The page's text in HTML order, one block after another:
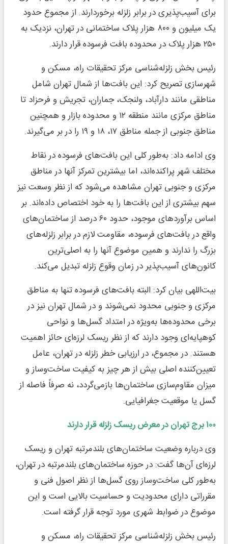
برای آسیب‌پذیری در برابر زلزله برخوردارند. از مجموع حدود
یک میلیون و ۸۰۰ هزار پلاک ساختمانی در تهران، نزدیک به
۲۵۰ هزار پلاک در محدوده بافت فرسوده قرار دارند.
رئیس بخش زلزله‌شناسی مرکز تحقیقات راه، مسکن و
شهرسازی تصریح کرد: این بافت‌ها از شمال تهران شامل
مناطقی مانند دارآباد، ولنجک، جماران، تجریش و فرحزاد تا
مناطق مرکزی مانند منطقه ۱۲ و محدوده بازار و همچنین
مناطق جنوبی از جمله مناطق ۱۷، ۱۸ و ۱۹ را در بر می‌گیرند.
وی ادامه داد: به‌طور کلی این بافت‌های فرسوده در نقاط
مختلف شهر پراکنده‌اند، اما بیشترین تمرکز آنها در مناطق
مرکزی و جنوبی تهران مشاهده می‌شود که از نظر وسعت نیز
سهم بیشتری از این بافت‌ها را به خود اختصاص داده‌اند. بر
اساس برآوردهای موجود، حدود ۶۰ درصد از ساختمان‌های
واقع در بافت‌های فرسوده، مقاومت لازم در برابر زلزله‌های
بزرگ را ندارند و همین موضوع آنها را به اصلی‌ترین
کانون‌های آسیب‌پذیر در زمان وقوع زلزله تبدیل می‌کند.
بیت‌اللهی بیان کرد: البته بافت‌های فرسوده تنها به مناطق
مرکزی و جنوبی محدود نمی‌شوند و در شمال تهران نیز در
برخی محدوده‌ها به‌ویژه در امتداد گسل‌ها و نواحی
کوهپایه‌ای وجود دارند که از نظر ریسک لرزه‌ای حائز اهمیت
هستند. در مجموع، در ارزیابی خطر زلزله در تهران، عامل
تعیین‌کننده اصلی بیش از هر چیز به کیفیت ساخت‌وساز و
میزان مقاوم‌سازی ساختمان‌ها بازمی‌گردد، نه صرفاً فاصله از
گسل یا موقعیت جغرافیایی.
۱۰۰ برج تهران در معرض ریسک زلزله قرار دارند
وی درباره وضعیت ساختمان‌های بلندمرتبه تهران و ریسک
لرزه‌ای آن‌ها گفت: در حوزه ساختمان‌های بلندمرتبه در تهران،
به‌طور کلی ساخت‌وساز روی گسل‌ها از نظر اصول فنی و
مقرراتی دارای محدودیت و حساسیت بالایی است و این
موضوع در ضوابط شهری مورد توجه قرار گرفته است.
رئیس بخش زلزله‌شناسی مرکز تحقیقات راه، مسکن و